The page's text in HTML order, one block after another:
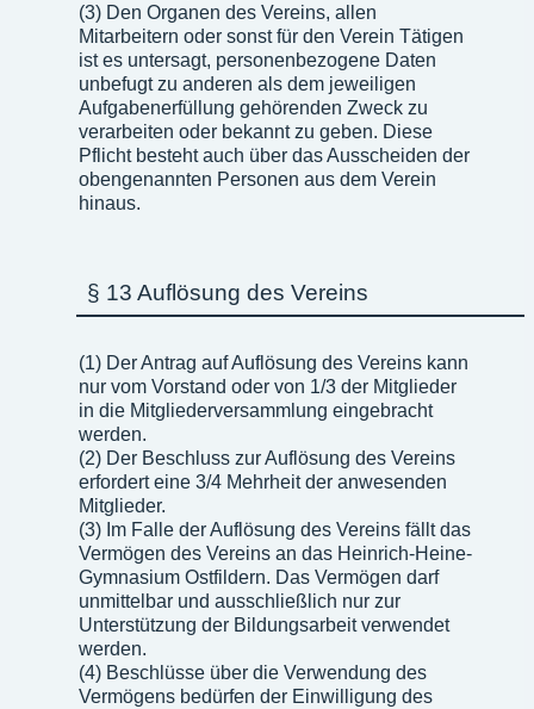
(3) Den Organen des Vereins, allen
Mitarbeitern oder sonst für den Verein Tätigen
ist es untersagt, personenbezogene Daten
unbefugt zu anderen als dem jeweiligen
Aufgabenerfüllung gehörenden Zweck zu
verarbeiten oder bekannt zu geben. Diese
Pflicht besteht auch über das Ausscheiden der
obengenannten Personen aus dem Verein
hinaus.
§ 13 Auflösung des Vereins
(1) Der Antrag auf Auflösung des Vereins kann
nur vom Vorstand oder von 1/3 der Mitglieder
in die Mitgliederversammlung eingebracht
werden.
(2) Der Beschluss zur Auflösung des Vereins
erfordert eine 3/4 Mehrheit der anwesenden
Mitglieder.
(3) Im Falle der Auflösung des Vereins fällt das
Vermögen des Vereins an das Heinrich-Heine-
Gymnasium Ostfildern. Das Vermögen darf
unmittelbar und ausschließlich nur zur
Unterstützung der Bildungsarbeit verwendet
werden.
(4) Beschlüsse über die Verwendung des
Vermögens bedürfen der Einwilligung des